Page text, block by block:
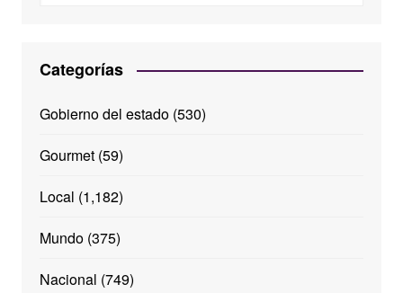
Categorías
Gobierno del estado(530)
Gourmet(59)
Local (1,182)
Mundo(375)
Nacional (749)